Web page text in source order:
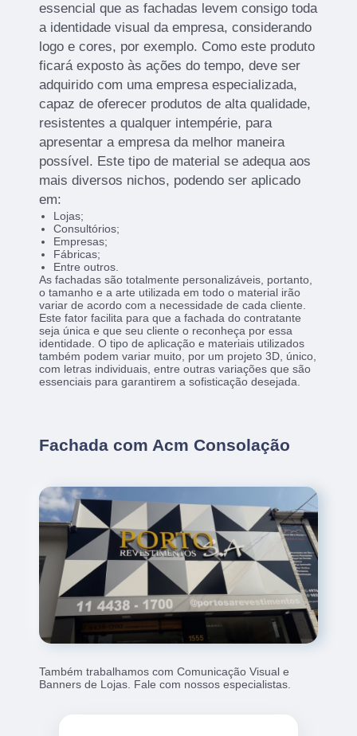
essencial que as fachadas levem consigo toda
a identidade visual da empresa, considerando
logo e cores, por exemplo. Como este produto
ficará exposto às ações do tempo, deve ser
adquirido com uma empresa especializada,
capaz de oferecer produtos de alta qualidade,
resistentes a qualquer intempérie, para
apresentar a empresa da melhor maneira
possível. Este tipo de material se adequa aos
mais diversos nichos, podendo ser aplicado
em:
Lojas;
Consultórios;
Empresas;
Fábricas;
Entre outros.
As fachadas são totalmente personalizáveis, portanto,
o tamanho e a arte utilizada em todo o material irão
variar de acordo com a necessidade de cada cliente.
Este fator facilita para que a fachada do contratante
seja única e que seu cliente o reconheça por essa
identidade. O tipo de aplicação e materiais utilizados
também podem variar muito, por um projeto 3D, único,
com letras individuais, entre outras variações que são
essenciais para garantirem a sofisticação desejada.
Fachada com Acm Consolação
Também trabalhamos com Comunicação Visual e
Banners de Lojas. Fale com nossos especialistas.